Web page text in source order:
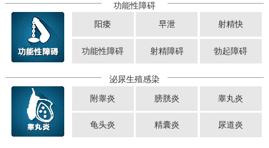
功能性障碍
阳痿 早泄 射精快
功能性障碍 射精障碍 勃起障碍
泌尿生殖感染
附睾炎 膀胱炎 睾丸炎
龟头炎 精囊炎 尿道炎